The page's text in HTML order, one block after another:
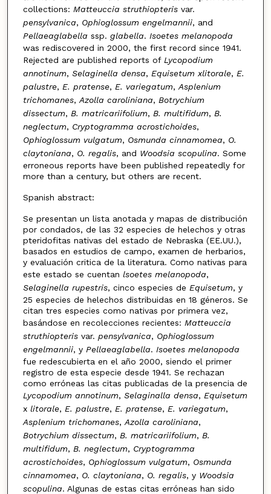
collections: Matteuccia struthiopterisvar.
pensylvanica, Ophioglossum engelmannii, and
Pellaeaglabella ssp. glabella. Isoetes melanopoda
was rediscovered in 2000, the first record since 1941.
Rejected are published reports of Lycopodium
annotinum, Selaginella densa, Equisetum xlitorale, E.
palustre, E. pratense, E. variegatum,Asplenium
trichomanes,Azolla caroliniana, Botrychium
dissectum, B. matricariifolium, B. multifidum, B.
neglectum, Cryptogramma acrostichoides,
Ophioglossum vulgatum, Osmunda cinnamomea, O.
claytoniana, O. regalis, and Woodsia scopulina. Some
erroneous reports have been published repeatedly for
more than a century, but others are recent.
Spanish abstract:
Se presentan un lista anotada y mapas de distribución
por condados, de las 32 especies de helechos y otras
pteridofitas nativas del estado de Nebraska (EE.UU.),
basados en estudios de campo, examen de herbarios,
y evaluación critica de la literatura. Como nativas para
este estado se cuentan lsoetes melanopoda,
Selaginella rupestris, cinco especies de Equisetum, y
25 especies de helechos distribuidas en 18 géneros. Se
citan tres especies como nativas por primera vez,
basándose en recolecciones recientes: Matteuccia
struthiopterisvar. pensylvanica, Ophioglossum
engelmannii, y Pellaeaglabella. Isoetes melanopoda
fue redescubierta en el año 2000, siendo el primer
registro de esta especie desde 1941. Se rechazan
como erróneas las citas publicadas de la presencia de
Lycopodium annotinum, Selaginalla densa, Equisetum
x litorale, E. palustre, E. pratense, E. variegatum,
Asplenium trichomanes, Azolla caroliniana,
Botrychium dissectum, B. matricariifolium, B.
multifidum, B. neglectum, Cryptogramma
acrostichoides, Ophioglossum vulgatum, Osmunda
cinnamomea, O. claytoniana, O. regalis, y Woodsia
scopulina. Algunas de estas citas erróneas han sido